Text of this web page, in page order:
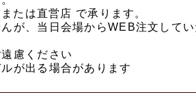
たは直営店 で承ります。
が、当日会場からWEB注文してい
慮ください
が出る場合があります